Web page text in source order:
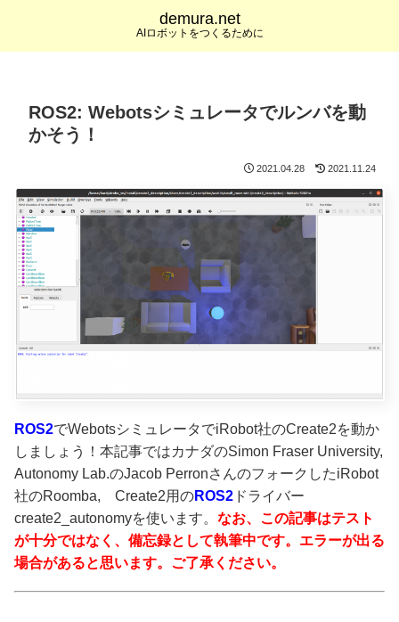
demura.net
AIロボットをつくるために
ROS2: Webotsシミュレータでルンバを動
かそう！
2021.04.28 2021.11.24
ROS2でWebotsシミュレータでiRobot社のCreate2を動か
しましょう！本記事ではカナダのSimon Fraser University,
Autonomy Lab.のJacob PerronさんのフォークしたiRobot
社のRoomba, Create2用のROS2 ドライバー
create2_autonomyを使います。 なお、この記事はテスト
が十分ではなく、備忘録として執筆中です。エラーが出る
場合があると思います。ご了承ください。